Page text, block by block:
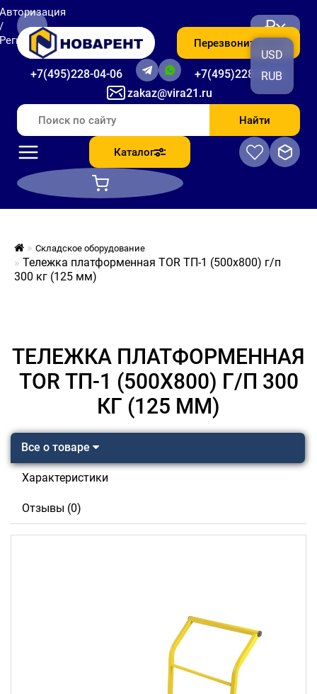
zakaz@vira21.ru
+7(495)228-04-06 +7(495)228-06-56
Перезвоните мне
₽
USD
RUB
Найти
Каталог
Складское оборудование
Тележка платформенная TOR ТП-1 (500х800) г/п
300 кг (125 мм)
ТЕЛЕЖКА ПЛАТФОРМЕННАЯ
TOR ТП-1 (500Х800) Г/П 300
КГ (125 ММ)
Все о товаре
Характеристики
Отзывы (0)